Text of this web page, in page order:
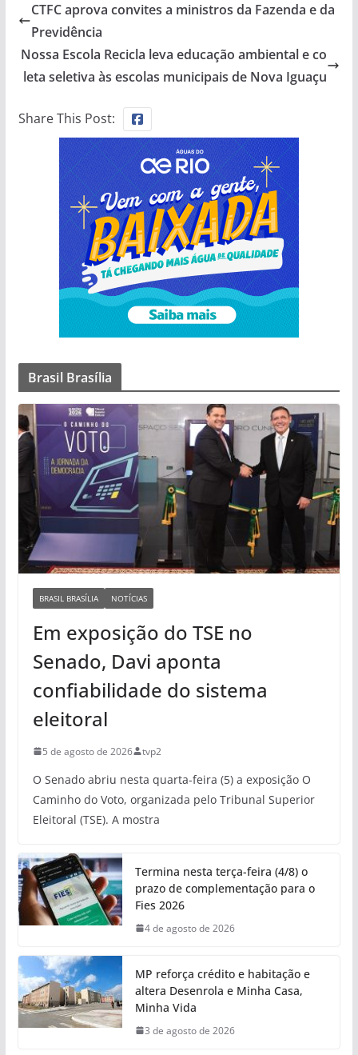
CTFC aprova convites a ministros da Fazenda e da
Previdência
Nossa Escola Recicla leva educação ambiental e co
leta seletiva às escolas municipais de Nova Iguaçu
Share This Post:
Brasil Brasília
BRASIL BRASÍLIA NOTÍCIAS
Em exposição do TSE no
Senado, Davi aponta
confiabilidade do sistema
eleitoral
5 de agosto de 2026 tvp2
O Senado abriu nesta quarta-feira (5) a exposição O
Caminho do Voto, organizada pelo Tribunal Superior
Eleitoral (TSE). A mostra
Termina nesta terça-feira (4/8) o
prazo de complementação para o
Fies 2026
4 de agosto de 2026
MP reforça crédito e habitação e
altera Desenrola e Minha Casa,
Minha Vida
3 de agosto de 2026